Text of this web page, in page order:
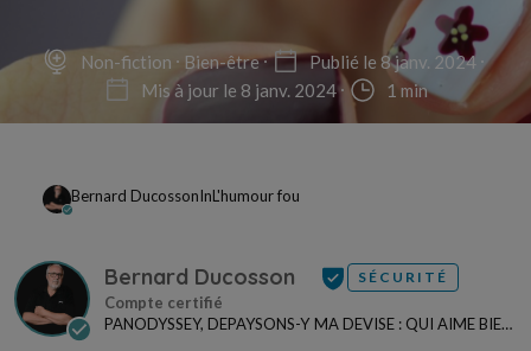
Non-fiction Bien-être
Publié le 8 janv. 2024
Mis à jour le 8 janv. 2024
1 min
Bernard DucossonInL'humour fou
Bernard Ducosson SÉCURITÉ
PANODYSSEY, DEPAYSONS-Y MA DEVISE : QUI AIME BIEN,